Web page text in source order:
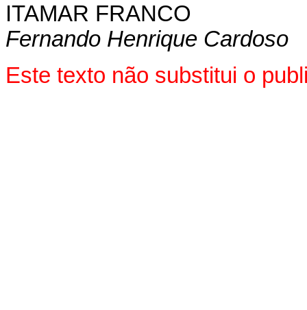
ITAMAR FRANCO
Fernando Henrique Cardoso
Este texto não substitui o